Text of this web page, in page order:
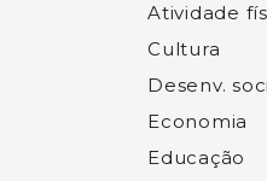
Atividade
Cultura
Desenv.
Economia
Educação